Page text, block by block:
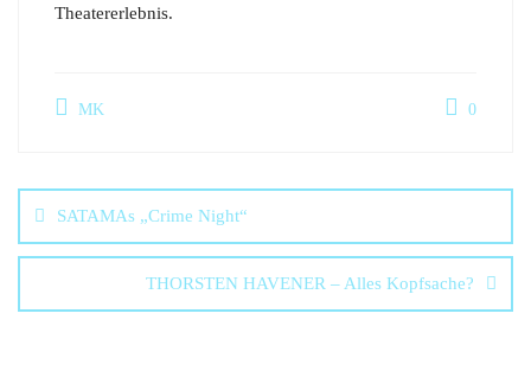
Theatererlebnis.
MK 0
SATAMAs „Crime Night“
THORSTEN HAVENER – Alles Kopfsache?